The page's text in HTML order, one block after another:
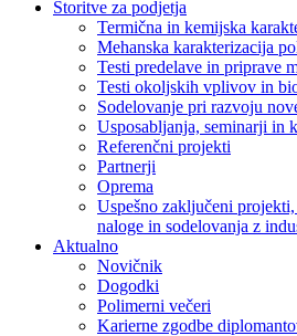
Storitve za podjetja
Termična in kemijska
Mehanska karakterizacija
Testi predelave in priprave
Testi okoljskih vplivov in
Sodelovanje pri razvoju
Usposabljanja, seminarji in
Referenčni projekti
Partnerji
Oprema
Uspešno zaključeni
naloge in sodelovanja z
Aktualno
Novičnik
Dogodki
Polimerni večeri
Karierne zgodbe